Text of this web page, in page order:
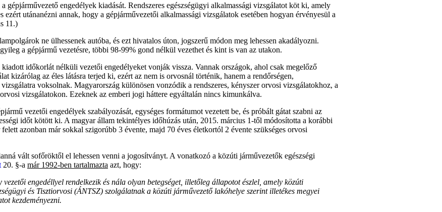
gépjárművezető engedélyek kiadását. Rendszeres egészségügyi alkalmassági vizsgálatot köt ki, amely
utánanézni annak, hogy a gépjárművezetői alkalmassági vizsgálatok esetében hogyan érvényesül a
11.)
ne ülhessenek autóba, és ezt hivatalos úton, jogszerű módon meg lehessen akadályozni.
a gépjármű vezetésre, többi 98-99% gond nélkül vezethet és kint is van az utakon.
időkorlát nélküli vezetői engedélyeket vonják vissza. Vannak országok, ahol csak megelőző
kizárólag az éles látásra terjed ki, ezért az nem is orvosnál történik, hanem a rendőrségen,
voksolnak. Magyarország különösen vonzódik a rendszeres, kényszer orvosi vizsgálatokhoz, a
vizsgálatokon. Ezeknek az emberi jogi háttere egyáltalán nincs kimunkálva.
vezetői engedélyek szabályozását, egységes formátumot vezetett be, és próbált gátat szabni az
időt kötött ki. A magyar állam tekintélyes időhúzás után, 2015. március 1-től módosította a korábbi
azonban már sokkal szigorúbb 3 évente, majd 70 éves életkortól 2 évente szükséges orvosi
vált sofőröktől el lehessen venni a jogosítványt. A vonatkozó a közúti járművezetők egészségi
20. §-a már 1992-ben tartalmazta azt, hogy:
engedéllyel rendelkezik és nála olyan betegséget, illetőleg állapotot észlel, amely közúti
és Tisztiorvosi (ÁNTSZ) szolgálatnak a közúti járművezető lakóhelye szerint illetékes megyei
kezdeményezni.